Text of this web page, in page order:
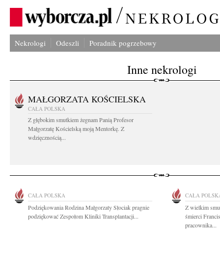
Nekrologi Odeszli Poradnik pogrzebowy
Inne nekrologi
MAŁGORZATA KOŚCIELSKA
CAŁA POLSKA
Z głębokim smutkiem żegnam Panią Profesor
Małgorzatę Kościelską moją Mentorkę. Z
wdzięcznością...
CAŁA POLSKA
Podziękowania Rodzina Małgorzaty Słociak pragnie
podziękować Zespołom Kliniki Transplantacji...
CAŁA
Z wielkim
śmierci
pracownika...